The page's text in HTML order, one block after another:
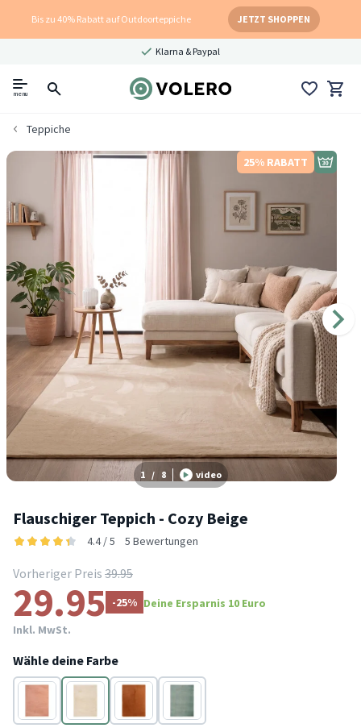
Bis zu 40% Rabatt auf Outdoorteppiche JETZT SHOPPEN
Klarna & Paypal
menu
Teppiche
25% RABATT
1 / 8 video
Flauschiger Teppich - Cozy Beige
4.4 / 5 5 Bewertungen
Vorheriger Preis 39.95
29.95 -25% Deine Ersparnis 10 Euro
Inkl. MwSt.
Wähle deine Farbe